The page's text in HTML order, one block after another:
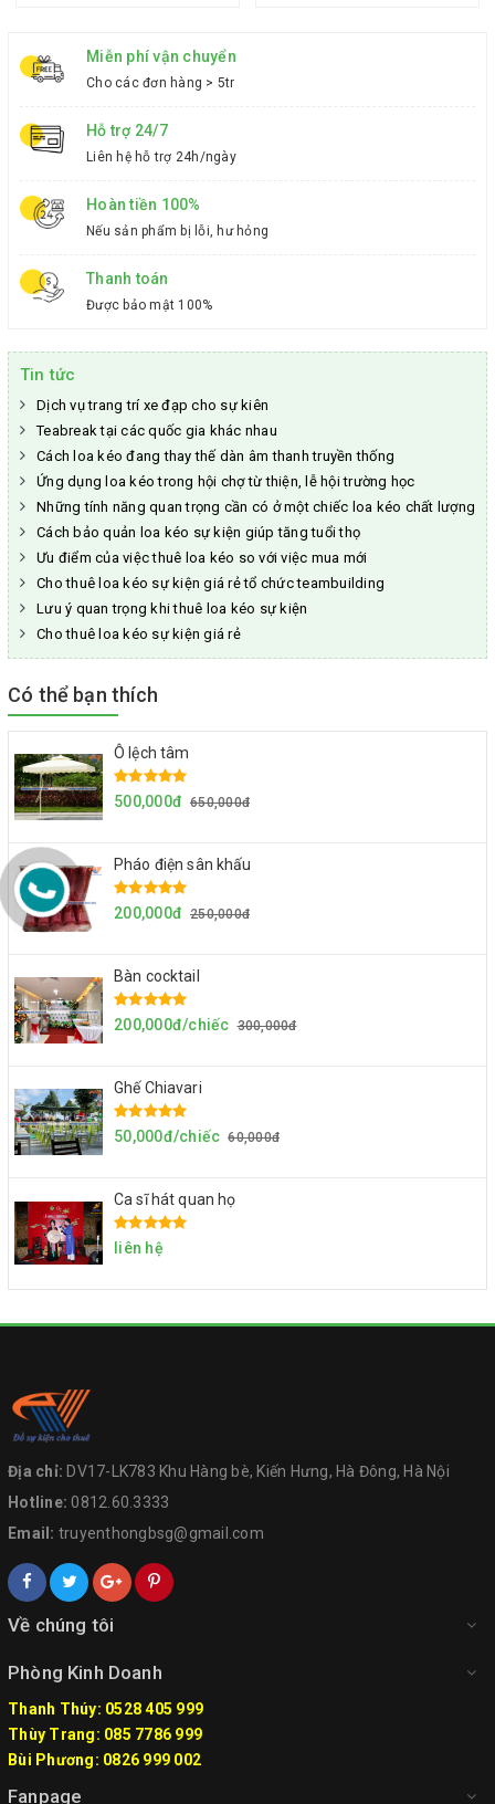
Miễn phí vận chuyển
Cho các đơn hàng > 5tr
Hỗ trợ 24/7
Liên hệ hỗ trợ 24h/ngày
Hoàn tiền 100%
Nếu sản phẩm bị lỗi, hư hỏng
Thanh toán
Được bảo mật 100%
Tin tức
Dịch vụ trang trí xe đạp cho sự kiên
Teabreak tại các quốc gia khác nhau
Cách loa kéo đang thay thế dàn âm thanh truyền thống
Ứng dụng loa kéo trong hội chợ từ thiện, lễ hội trường học
Những tính năng quan trọng cần có ở một chiếc loa kéo chất lượng
Cách bảo quản loa kéo sự kiện giúp tăng tuổi thọ
Ưu điểm của việc thuê loa kéo so với việc mua mới
Cho thuê loa kéo sự kiện giá rẻ tổ chức teambuilding
Lưu ý quan trọng khi thuê loa kéo sự kiện
Cho thuê loa kéo sự kiện giá rẻ
Có thể bạn thích
Ô lệch tâm
500,000đ 650,000đ
Pháo điện sân khấu
200,000đ 250,000đ
Bàn cocktail
200,000đ/chiếc 300,000đ
Ghế Chiavari
50,000đ/chiếc 60,000đ
Ca sĩ hát quan họ
liên hệ
Địa chỉ: DV17-LK783 Khu Hàng bè, Kiến Hưng, Hà Đông, Hà Nội
Hotline:0812.60.3333
Email: truyenthongbsg@gmail.com
Về chúng tôi
Phòng Kinh Doanh
Thanh Thúy: 0528 405 999
Thùy Trang: 085 7786 999
Bùi Phương: 0826 999 002
Fanpage